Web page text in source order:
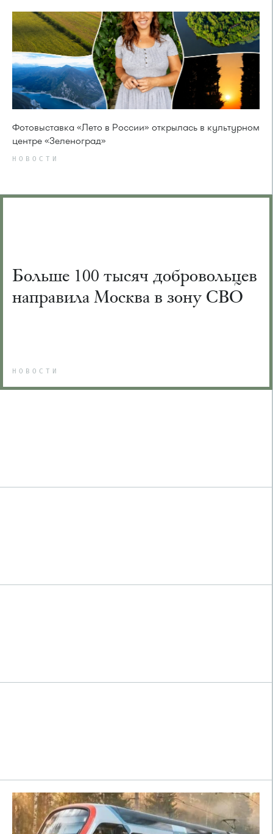
Фотовыставка «Лето в России» открылась в культурном
центре «Зеленоград»
НОВОСТИ
Больше 100 тысяч добровольцев
направила Москва в зону СВО
НОВОСТИ